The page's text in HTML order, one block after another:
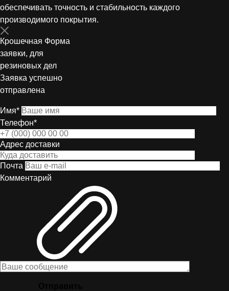
обеспечивать точность и стабильность каждого
производимого покрытия.
Крошечная Форма
заявки, для
резиновых дел
Заявка успешно
отправлена
Имя*
Телефон*
Адрес доставки
Почта
Комментарий